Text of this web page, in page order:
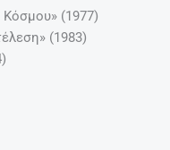
(1977)
(1983)